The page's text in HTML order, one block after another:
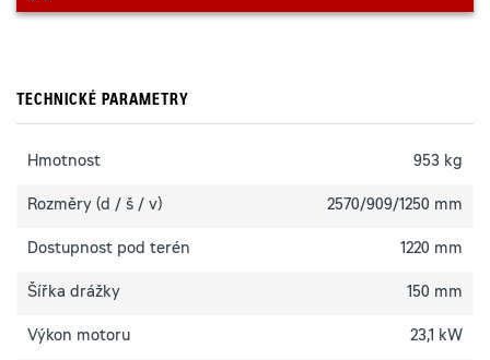
TECHNICKÉ PARAMETRY
Hmotnost 953 kg
Rozměry (d / š / v) 2570/909/1250 mm
Dostupnost pod terén 1220 mm
Šířka drážky 150 mm
Výkon motoru 23,1 kW